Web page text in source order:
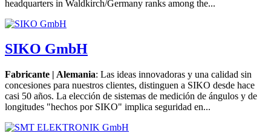
headquarters in Waldkirch/Germany ranks among the...
SIKO GmbH
Fabricante | Alemania: Las ideas innovadoras y una calidad sin
concesiones para nuestros clientes, distinguen a SIKO desde hace
casi 50 años. La elección de sistemas de medición de ángulos y de
longitudes "hechos por SIKO" implica seguridad en...